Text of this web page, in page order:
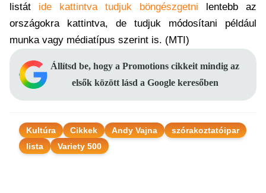
listát ide kattintva tudjuk böngészgetni lentebb az
országokra kattintva, de tudjuk módosítani például
munka vagy médiatípus szerint is. (MTI)
Állítsd be, hogy a Promotions cikkeit mindig az
elsők között lásd a Google keresőben
Kultúra Cikkek Andy Vajna
szórakoztatóipar
lista
Variety 500